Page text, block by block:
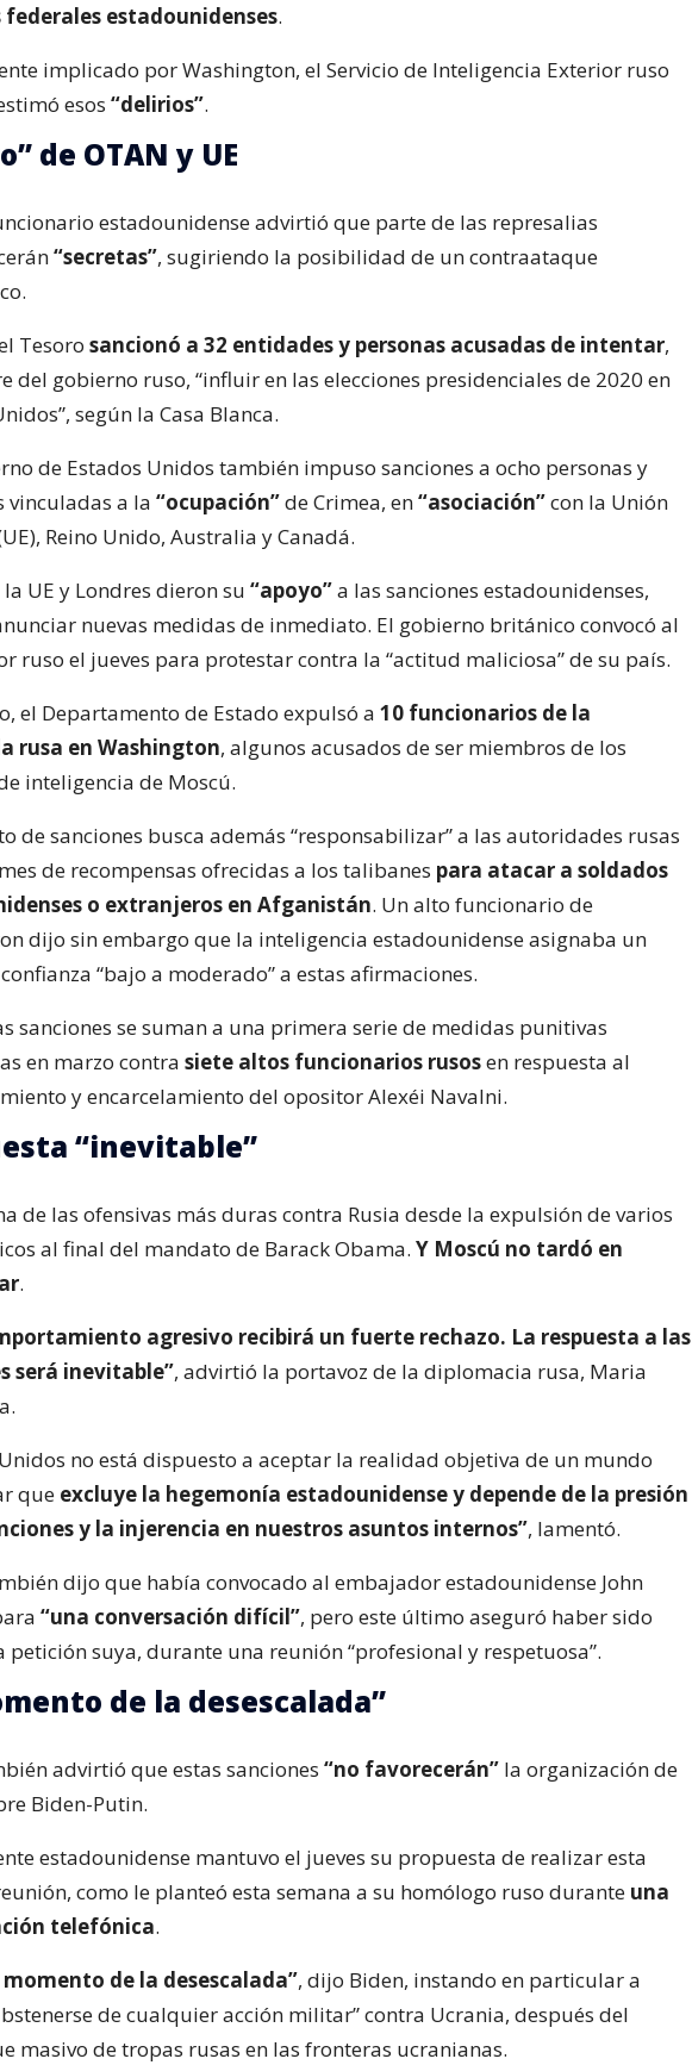
federales estadounidenses.
implicado por Washington, el Servicio de Inteligencia Exterior ruso
esos “delirios”.
de OTAN y UE
estadounidense advirtió que parte de las represalias
“secretas”, sugiriendo la posibilidad de un contraataque
Tesoro sancionó a 32 entidades y personas acusadas de intentar,
del gobierno ruso, “influir en las elecciones presidenciales de 2020 en
según la Casa Blanca.
de Estados Unidos también impuso sanciones a ocho personas y
vinculadas a la “ocupación”de Crimea, en“asociación”con la Unión
Reino Unido, Australia y Canadá.
la UE y Londres dieron su “apoyo”a las sanciones estadounidenses,
nuevas medidas de inmediato. El gobierno británico convocó al
ruso el jueves para protestar contra la “actitud maliciosa” de su país.
el Departamento de Estado expulsó a 10 funcionarios de la
rusa en Washington, algunos acusados de ser miembros de los
inteligencia de Moscú.
de sanciones busca además “responsabilizar” a las autoridades rusas
de recompensas ofrecidas a los talibanes para atacar a soldados
o extranjeros en Afganistán. Un alto funcionario de
dijo sin embargo que la inteligencia estadounidense asignaba un
“bajo a moderado” a estas afirmaciones.
sanciones se suman a una primera serie de medidas punitivas
en marzo contra siete altos funcionarios rusosen respuesta al
y encarcelamiento del opositor Alexéi Navalni.
“inevitable”
de las ofensivas más duras contra Rusia desde la expulsión de varios
al final del mandato de Barack Obama. Y Moscú no tardó en
.
agresivo recibirá un fuerte rechazo. La respuesta a las
será inevitable”, advirtió la portavoz de la diplomacia rusa, Maria
no está dispuesto a aceptar la realidad objetiva de un mundo
que excluye la hegemonía estadounidense y depende de la presión
y la injerencia en nuestros asuntos internos”, lamentó.
dijo que había convocado al embajador estadounidense John
“una conversación difícil”, pero este último aseguró haber sido
petición suya, durante una reunión “profesional y respetuosa”.
de la desescalada”
advirtió que estas sanciones “no favorecerán” la organización de
Biden-Putin.
estadounidense mantuvo el jueves su propuesta de realizar esta
como le planteó esta semana a su homólogo ruso durante una
telefónica.
momento de la desescalada”, dijo Biden, instando en particular a
de cualquier acción militar” contra Ucrania, después del
masivo de tropas rusas en las fronteras ucranianas.